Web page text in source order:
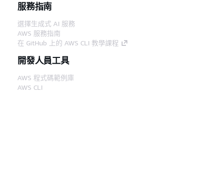
服務指南
選擇生成式 AI 服務
AWS 服務指南
在 GitHub 上的 AWS CLI 教學課程
開發人員工具
AWS 程式碼範例庫
AWS CLI